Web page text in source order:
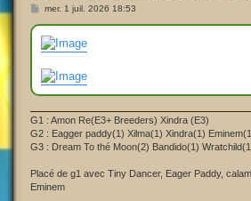
M
s
s
a
e
mer. 1 juil. 2026 18:53
G1 : Amon Re(E3+ Breeders) Xindra (E3)
G2 : Eagger paddy(1) Xilma(1) Xindra(1)
G3 : Dream To thé Moon(2) Bandido(1)
Placé de g1 avec Tiny Dancer, Eager Paddy,
Eminem